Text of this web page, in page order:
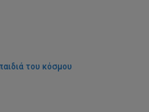
του κόσμου